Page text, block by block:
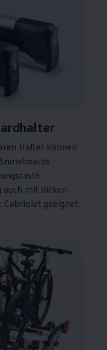
Halter können
mit dicken
Cabriolet geeignet.